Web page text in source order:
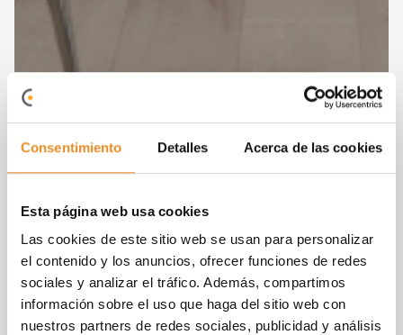
Consentimiento Detalles Acerca de las cookies
Esta página web usa cookies
Las cookies de este sitio web se usan para personalizar
el contenido y los anuncios, ofrecer funciones de redes
sociales y analizar el tráfico. Además, compartimos
información sobre el uso que haga del sitio web con
nuestros partners de redes sociales, publicidad y análisis